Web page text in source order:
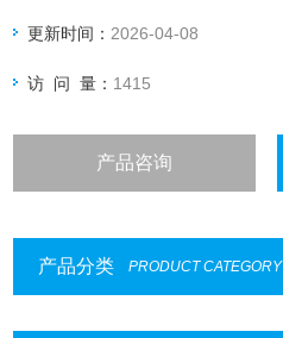
更新时间： 2026-04-08
访 问 量： 1415
产品咨询
产品分类 PRODUCT CATEGORY